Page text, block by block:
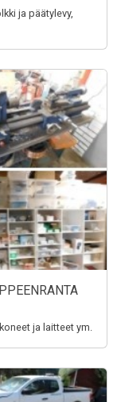
ja päätylevy,
ja laitteet ym.